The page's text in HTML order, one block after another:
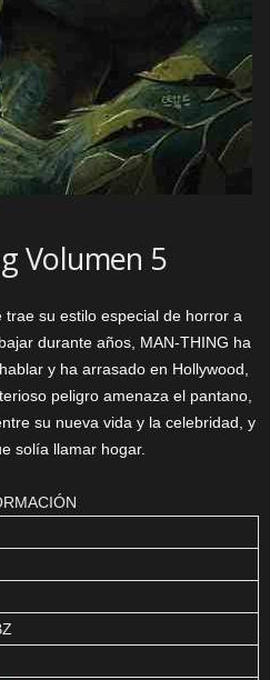
Volumen 5
trae su estilo especial de horror a
durante años, MAN-THING ha
y ha arrasado en Hollywood,
peligro amenaza el pantano,
su nueva vida y la celebridad, y
solía llamar hogar.